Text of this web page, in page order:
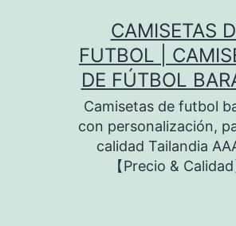
CAMISETAS
FUTBOL |
DE FÚTBOL
Camisetas de futbol
con personalización,
calidad Tailandia
【Precio & Calidad